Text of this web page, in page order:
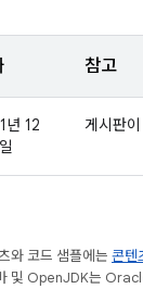
참고
년 12
게시판
와 코드 샘플에는 콘텐
및 OpenJDK는